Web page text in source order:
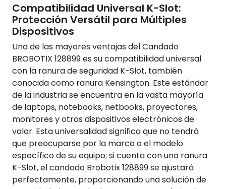
Compatibilidad Universal K-Slot:
Protección Versátil para Múltiples
Dispositivos
Una de las mayores ventajas del Candado
BROBOTIX 128899 es su compatibilidad universal
con la ranura de seguridad K-Slot, también
conocida como ranura Kensington. Este estándar
de la industria se encuentra en la vasta mayoría
de laptops, notebooks, netbooks, proyectores,
monitores y otros dispositivos electrónicos de
valor. Esta universalidad significa que no tendrá
que preocuparse por la marca o el modelo
específico de su equipo; si cuenta con una ranura
K-Slot, el candado Brobotix 128899 se ajustará
perfectamente, proporcionando una solución de